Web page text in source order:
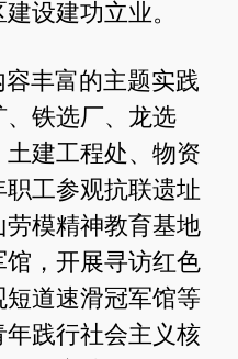
设建功立业。
丰富的主题实践
铁选厂、龙选
建工程处、物资
工参观抗联遗址
模精神教育基地
，开展寻访红色
道速滑冠军馆等
践行社会主义核